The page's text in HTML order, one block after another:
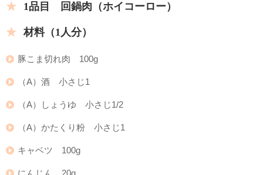
1品目 回鍋肉（ホイコーロー）
材料（1人分）
豚こま切れ肉 100g
（A）酒 小さじ1
（A）しょうゆ 小さじ1/2
（A）かたくり粉 小さじ1
キャベツ 100g
にんじん 20g